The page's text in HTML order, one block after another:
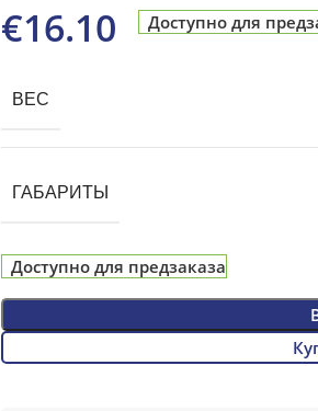
€16.10 Доступно для
ВЕС
ГАБАРИТЫ
Доступно для предзаказа